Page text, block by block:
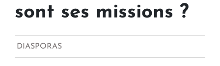
sont ses missions ?
DIASPORAS